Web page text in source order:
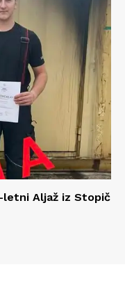
letni Aljaž iz Stopič